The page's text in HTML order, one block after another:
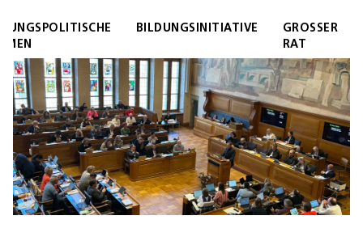
BILDUNGSINITIATIVE
GROSSER
RAT